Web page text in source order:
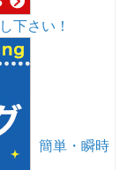
下さい！
簡単・瞬時